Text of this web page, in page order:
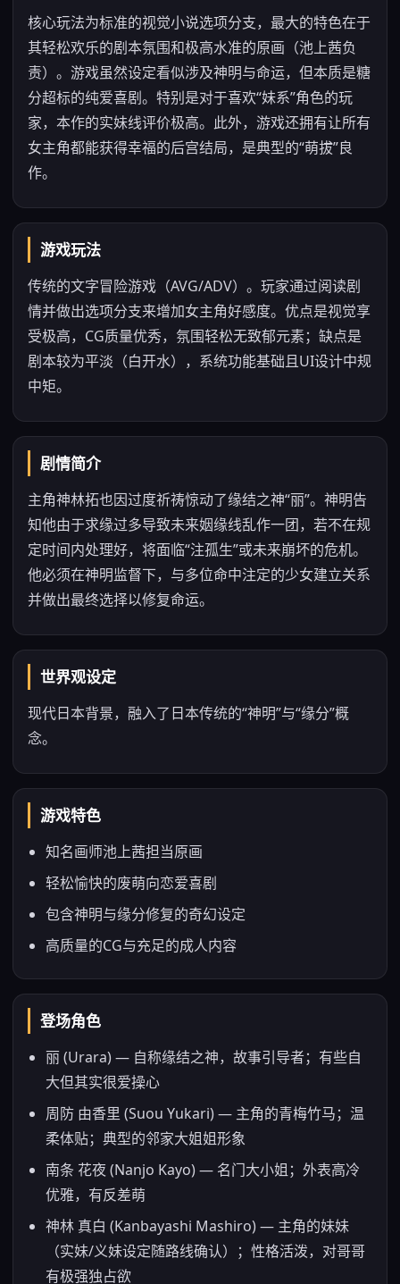
核心玩法为标准的视觉小说选项分支，最大的特色在于
其轻松欢乐的剧本氛围和极高水准的原画（池上茜负
责）。游戏虽然设定看似涉及神明与命运，但本质是糖
分超标的纯爱喜剧。特别是对于喜欢“妹系”角色的玩
家，本作的实妹线评价极高。此外，游戏还拥有让所有
女主角都能获得幸福的后宫结局，是典型的“萌拔”良
作。
游戏玩法
传统的文字冒险游戏（AVG/ADV）。玩家通过阅读剧
情并做出选项分支来增加女主角好感度。优点是视觉享
受极高，CG质量优秀，氛围轻松无致郁元素；缺点是
剧本较为平淡（白开水），系统功能基础且UI设计中规
中矩。
剧情简介
主角神林拓也因过度祈祷惊动了缘结之神“丽”。神明告
知他由于求缘过多导致未来姻缘线乱作一团，若不在规
定时间内处理好，将面临“注孤生”或未来崩坏的危机。
他必须在神明监督下，与多位命中注定的少女建立关系
并做出最终选择以修复命运。
世界观设定
现代日本背景，融入了日本传统的“神明”与“缘分”概
念。
游戏特色
知名画师池上茜担当原画
轻松愉快的废萌向恋爱喜剧
包含神明与缘分修复的奇幻设定
高质量的CG与充足的成人内容
登场角色
丽 (Urara) — 自称缘结之神，故事引导者；有些自
大但其实很爱操心
周防 由香里 (Suou Yukari) — 主角的青梅竹马；温
柔体贴；典型的邻家大姐姐形象
南条 花夜 (Nanjo Kayo) — 名门大小姐；外表高冷
优雅，有反差萌
神林 真白 (Kanbayashi Mashiro) — 主角的妹妹
（实妹/义妹设定随路线确认）；性格活泼，对哥哥
有极强独占欲